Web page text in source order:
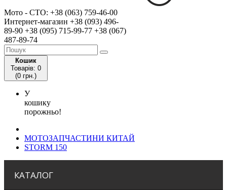
Мото - CTO: +38 (063) 759-46-00
Интернет-магазин +38 (093) 496-
89-90 +38 (095) 715-99-77 +38 (067)
487-89-74
Кошик
Товарів: 0
(0 грн.)
У
кошику
порожньо!
МОТОЗАПЧАСТИНИ КИТАЙ
STORM 150
КАТАЛОГ